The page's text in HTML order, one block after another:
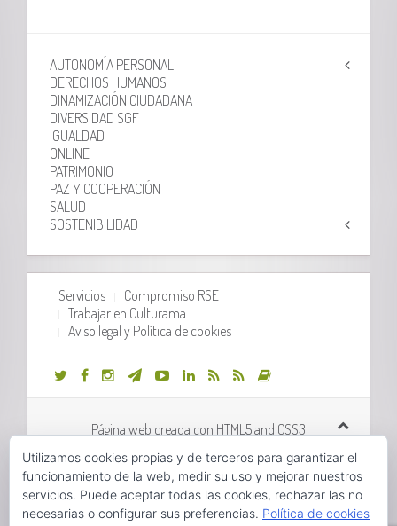
AUTONOMÍA PERSONAL
DERECHOS HUMANOS
DINAMIZACIÓN CIUDADANA
DIVERSIDAD SGF
IGUALDAD
ONLINE
PATRIMONIO
PAZ Y COOPERACIÓN
SALUD
SOSTENIBILIDAD
Servicios
Compromiso RSE
Trabajar en Culturama
Aviso legal y Política de cookies
Página web creada con HTML5 and CSS3
Desarrollo web realizado porOrix Systems
Utilizamos cookies propias y de terceros para garantizar el
funcionamiento de la web, medir su uso y mejorar nuestros
servicios. Puede aceptar todas las cookies, rechazar las no
necesarias o configurar sus preferencias. Política de cookies